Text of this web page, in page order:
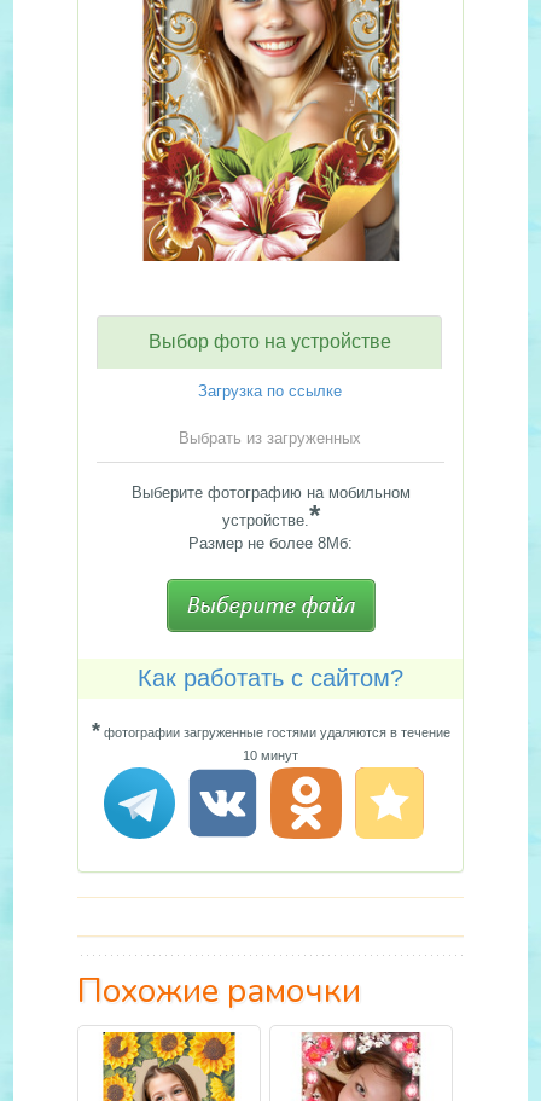
Выбор фото на устройстве
Загрузка по ссылке
Выбрать из загруженных
Выберите фотографию на мобильном
устройстве.*
Размер не более 8Мб:
Как работать с сайтом?
*фотографии загруженные гостями удаляются в течение
10 минут
Похожие рамочки